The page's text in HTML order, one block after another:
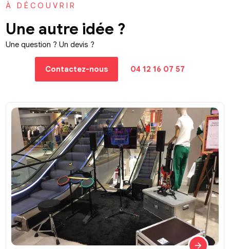
À DÉCOUVRIR
Une autre idée ?
Une question ? Un devis ?
Contactez-nous 04 12 16 07 57